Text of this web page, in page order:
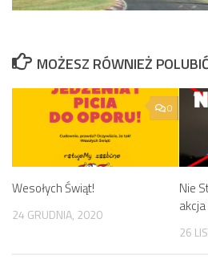
MOŻESZ RÓWNIEŻ
0
Wesołych Świąt!
24 GRUDNIA, 2020
Nie
26